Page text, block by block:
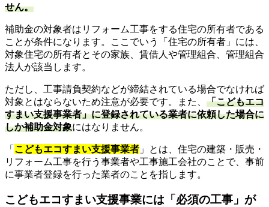
せん。
補助金の対象者はリフォーム工事をする住宅の所有者である
ことが条件になります。ここでいう「住宅の所有者」には、
対象住宅の所有者とその家族、賃借人や管理組合、管理組合
法人が該当します。
ただし、工事請負契約などが締結されている場合でなければ
対象とはならないため注意が必要です。また、 「こどもエコ
すまい支援事業者」に登録されている業者に依頼した場合に
しか補助金対象にはなりません。
「 こどもエコすまい支援事業者 」とは、住宅の建築・販売・
リフォーム工事を行う事業者や工事施工会社のことで、事前
に事業者登録を行った業者のことを指します。
こどもエコすまい支援事業には「必須の工事」が